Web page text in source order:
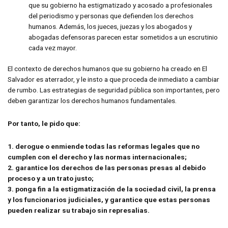
que su gobierno ha estigmatizado y acosado a profesionales
del periodismo y personas que defienden los derechos
humanos. Además, los jueces, juezas y los abogados y
abogadas defensoras parecen estar sometidos a un escrutinio
cada vez mayor.
El contexto de derechos humanos que su gobierno ha creado en El
Salvador es aterrador, y le insto a que proceda de inmediato a cambiar
de rumbo. Las estrategias de seguridad pública son importantes, pero
deben garantizar los derechos humanos fundamentales.
Por tanto, le pido que:
1. derogue o enmiende todas las reformas legales que no
cumplen con el derecho y las normas internacionales;
2. garantice los derechos de las personas presas al debido
proceso y a un trato justo;
3. ponga fin a la estigmatización de la sociedad civil, la prensa
y los funcionarios judiciales, y garantice que estas personas
pueden realizar su trabajo sin represalias.